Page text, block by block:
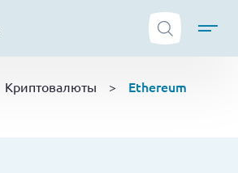
ТОП криптобирж
Криптовалюты
Криптовалюты >
Ethereum